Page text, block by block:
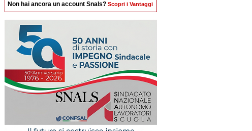
Non hai ancora un account Snals? Scopri i Vantaggi